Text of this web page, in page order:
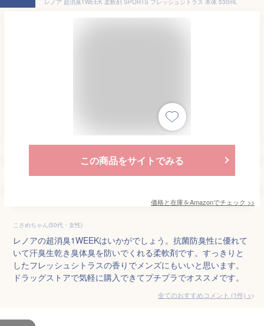
レノア 超消臭1WEEK 柔軟剤 SPORTS フレッシュシトラス 本体 530mL
この商品をサイトでみる
価格と在庫をAmazonでチェック >>
こさめちゃん(50代・女性)
レノアの超消臭1WEEKはいかがでしょう。抗菌防臭性に優れて
いて汗臭生乾き臭体臭を防いでくれる柔軟剤です。すっきりと
したフレッシュシトラスの香りでメンズにもいいと思います。
ドラッグストアで気軽に購入できてプチプラでオススメです。
全てのおすすめコメント (1件) >